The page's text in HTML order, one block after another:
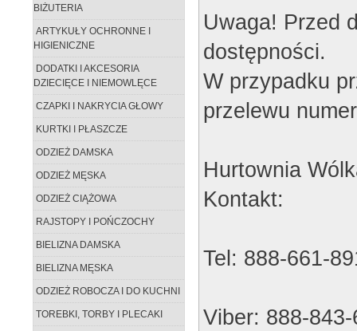
BIŻUTERIA
ARTYKUŁY OCHRONNE I
HIGIENICZNE
DODATKI I AKCESORIA
DZIECIĘCE I NIEMOWLĘCE
CZAPKI I NAKRYCIA GŁOWY
KURTKI I PŁASZCZE
ODZIEŻ DAMSKA
ODZIEŻ MĘSKA
ODZIEŻ CIĄŻOWA
RAJSTOPY I POŃCZOCHY
BIELIZNA DAMSKA
BIELIZNA MĘSKA
ODZIEŻ ROBOCZA I DO KUCHNI
TOREBKI, TORBY I PLECAKI
Uwaga! Przed
dostępności.
W przypadku
przelewu
Hurtownia
Kontakt:
Tel: 888-661-
Viber: 888-